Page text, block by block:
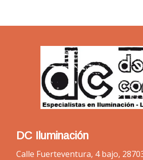
DC Iluminación
Calle Fuerteventura, 4 bajo,